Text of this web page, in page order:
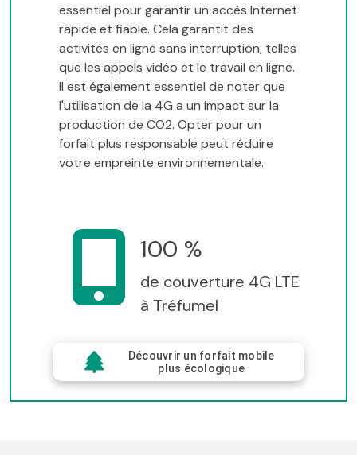
essentiel pour garantir un accès Internet
rapide et fiable. Cela garantit des
activités en ligne sans interruption, telles
que les appels vidéo et le travail en ligne.
Il est également essentiel de noter que
l'utilisation de la 4G a un impact sur la
production de CO2. Opter pour un
forfait plus responsable peut réduire
votre empreinte environnementale.
100 %
de couverture 4G LTE
à Tréfumel
Découvrir un forfait mobile
plus écologique